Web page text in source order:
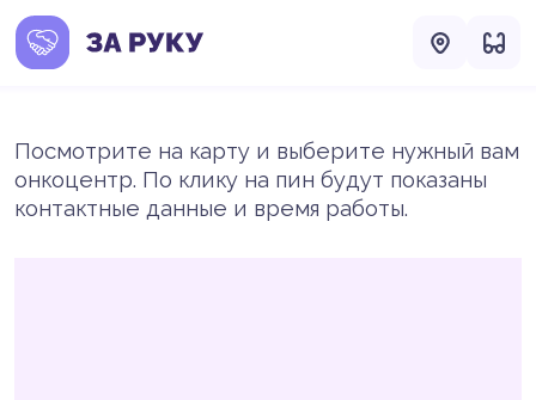
Посмотрите на карту и выберите нужный вам
онкоцентр. По клику на пин будут показаны
контактные данные и время работы.